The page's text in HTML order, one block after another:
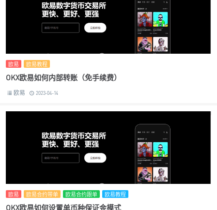
欧易 欧易教程
OKX欧易如何内部转账（免手续费）
欧易 2023-04-14
欧易 欧易合约带单 欧易合约跟单 欧易教程
OKX欧易如何设置单币种保证金模式